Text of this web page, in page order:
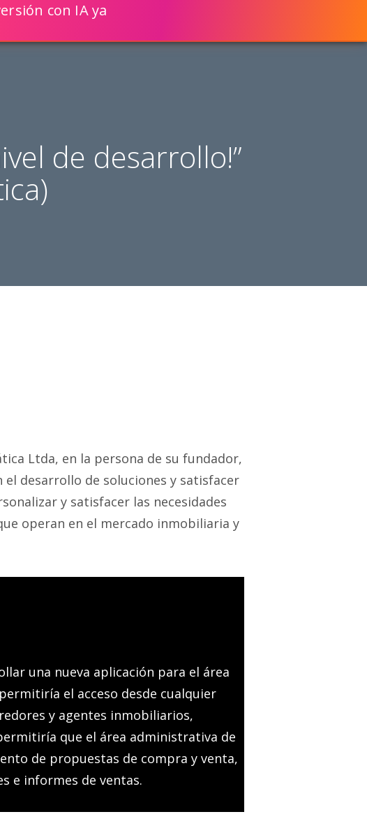
¡CREE SOLUCIONES WEB UN 80% MÁS RÁPIDO!
de desarrollo!”
Ltda, en la persona de su fundador,
desarrollo de soluciones y satisfacer
y satisfacer las necesidades
operan en el mercado inmobiliaria y
una nueva aplicación para el área
el acceso desde cualquier
y agentes inmobiliarios,
que el área administrativa de
de propuestas de compra y venta,
e informes de ventas.
con IA ya